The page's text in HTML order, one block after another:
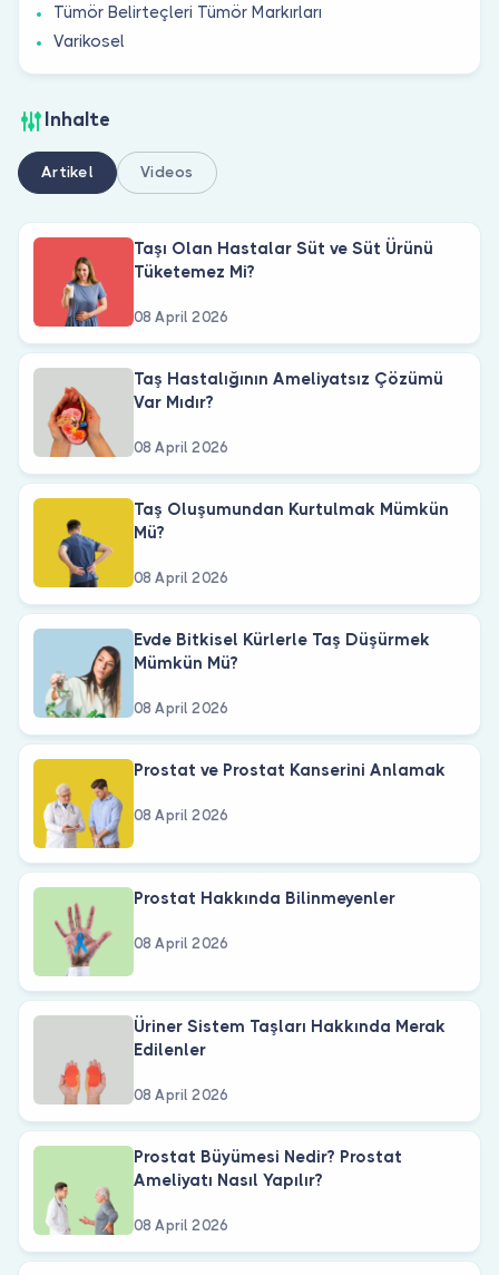
Tümör Belirteçleri Tümör Markırları
Varikosel
Inhalte
Artikel Videos
Taşı Olan Hastalar Süt ve Süt Ürünü
Tüketemez Mi?
08 April 2026
Taş Hastalığının Ameliyatsız Çözümü
Var Mıdır?
08 April 2026
Taş Oluşumundan Kurtulmak Mümkün
Mü?
08 April 2026
Evde Bitkisel Kürlerle Taş Düşürmek
Mümkün Mü?
08 April 2026
Prostat ve Prostat Kanserini Anlamak
08 April 2026
Prostat Hakkında Bilinmeyenler
08 April 2026
Üriner Sistem Taşları Hakkında Merak
Edilenler
08 April 2026
Prostat Büyümesi Nedir? Prostat
Ameliyatı Nasıl Yapılır?
08 April 2026